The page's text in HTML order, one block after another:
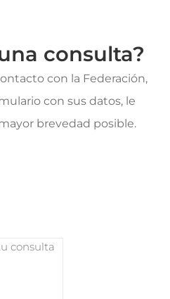
consulta?
con la Federación,
con sus datos, le
brevedad posible.